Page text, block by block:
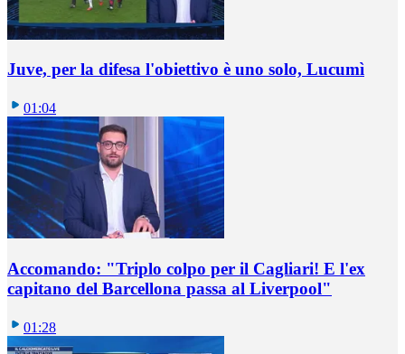
Juve, per la difesa l'obiettivo è uno solo, Lucumì
01:04
Accomando: "Triplo colpo per il Cagliari! E l'ex
capitano del Barcellona passa al Liverpool"
01:28